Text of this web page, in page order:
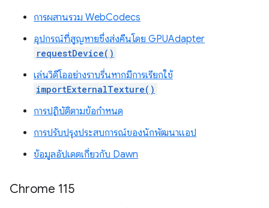
การผสานรวม WebCodecs
อุปกรณ์ที่สูญหายซึ่งส่งคืนโดย GPUAdapter
requestDevice()
เล่นวิดีโออย่างราบรื่นหากมีการเรียกใช้
importExternalTexture()
การปฏิบัติตามข้อกำหนด
การปรับปรุงประสบการณ์ของนักพัฒนาแอป
ข้อมูลอัปเดตเกี่ยวกับ Dawn
Chrome 115